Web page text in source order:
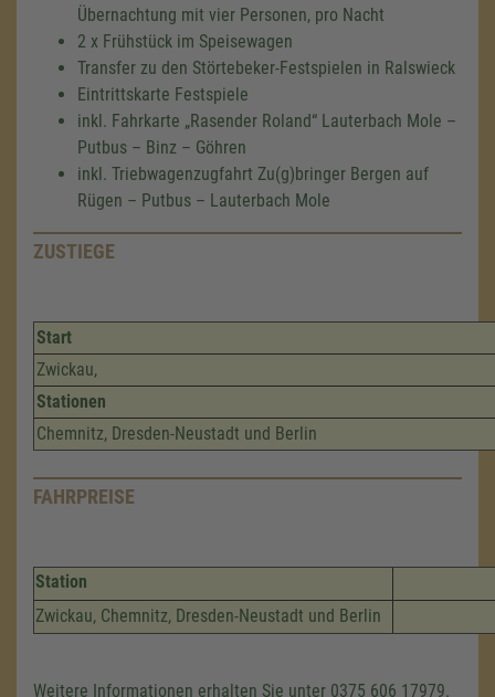
Übernachtung mit vier Personen, pro Nacht
2 x Frühstück im Speisewagen
Transfer zu den Störtebeker-Festspielen in Ralswieck
Eintrittskarte Festspiele
inkl. Fahrkarte „Rasender Roland“ Lauterbach Mole –
Putbus – Binz – Göhren
inkl. Triebwagenzugfahrt Zu(g)bringer Bergen auf
Rügen – Putbus – Lauterbach Mole
ZUSTIEGE
Start
Zwickau,
Stationen
Chemnitz, Dresden-Neustadt und Berlin
FAHRPREISE
Station
Zwickau, Chemnitz, Dresden-Neustadt und Berlin
Weitere Informationen erhalten Sie unter 0375 606 17979.